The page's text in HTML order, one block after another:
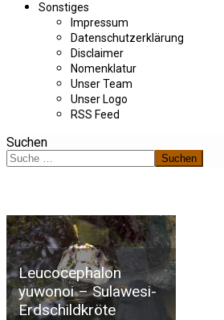
Sonstiges
Impressum
Datenschutzerklärung
Disclaimer
Nomenklatur
Unser Team
Unser Logo
RSS Feed
Suchen
Suchen
Leucocephalon
yuwonoi – Sulawesi-
Erdschildkröte